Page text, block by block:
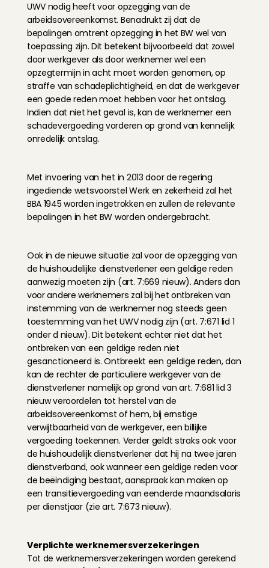
UWV nodig heeft voor opzegging van de
arbeidsovereenkomst. Benadrukt zij dat de
bepalingen omtrent opzegging in het BW wel van
toepassing zijn. Dit betekent bijvoorbeeld dat zowel
door werkgever als door werknemer wel een
opzegtermijn in acht moet worden genomen, op
straffe van schadeplichtigheid, en dat de werkgever
een goede reden moet hebben voor het ontslag.
Indien dat niet het geval is, kan de werknemer een
schadevergoeding vorderen op grond van kennelijk
onredelijk ontslag.
Met invoering van het in 2013 door de regering
ingediende wetsvoorstel Werk en zekerheid zal het
BBA 1945 worden ingetrokken en zullen de relevante
bepalingen in het BW worden ondergebracht.
Ook in de nieuwe situatie zal voor de opzegging van
de huishoudelijke dienstverlener een geldige reden
aanwezig moeten zijn (art. 7:669 nieuw). Anders dan
voor andere werknemers zal bij het ontbreken van
instemming van de werknemer nog steeds geen
toestemming van het UWV nodig zijn (art. 7:671 lid 1
onder d nieuw). Dit betekent echter niet dat het
ontbreken van een geldige reden niet
gesanctioneerd is. Ontbreekt een geldige reden, dan
kan de rechter de particuliere werkgever van de
dienstverlener namelijk op grond van art. 7:681 lid 3
nieuw veroordelen tot herstel van de
arbeidsovereenkomst of hem, bij ernstige
verwijtbaarheid van de werkgever, een billijke
vergoeding toekennen. Verder geldt straks ook voor
de huishoudelijk dienstverlener dat hij na twee jaren
dienstverband, ook wanneer een geldige reden voor
de beëindiging bestaat, aanspraak kan maken op
een transitievergoeding van eenderde maandsalaris
per dienstjaar (zie art. 7:673 nieuw).
Verplichte werknemersverzekeringen
Tot de werknemersverzekeringen worden gerekend